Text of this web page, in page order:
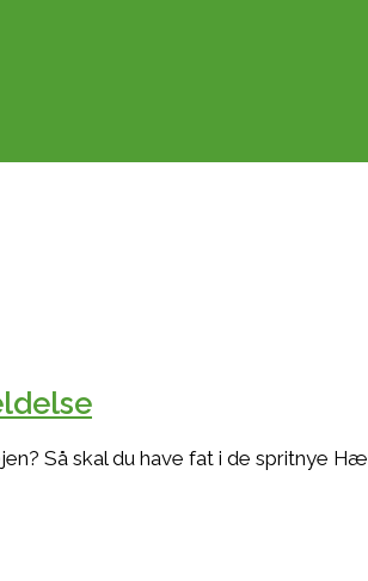
Så skal du have fat i de spritnye